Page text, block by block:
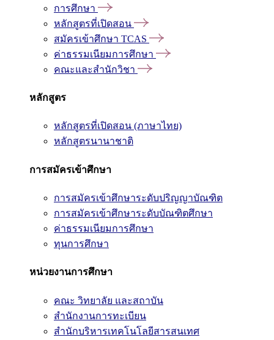
การศึกษา
หลักสูตรที่เปิดสอน
สมัครเข้าศึกษา TCAS
ค่าธรรมเนียมการศึกษา
คณะและสำนักวิชา
หลักสูตร
หลักสูตรที่เปิดสอน (ภาษาไทย)
หลักสูตรนานาชาติ
การสมัครเข้าศึกษา
การสมัครเข้าศึกษาระดับปริญญาบัณฑิต
การสมัครเข้าศึกษาระดับบัณฑิตศึกษา
ค่าธรรมเนียมการศึกษา
ทุนการศึกษา
หน่วยงานการศึกษา
คณะ วิทยาลัย และสถาบัน
สำนักงานการทะเบียน
สำนักบริหารเทคโนโลยีสารสนเทศ